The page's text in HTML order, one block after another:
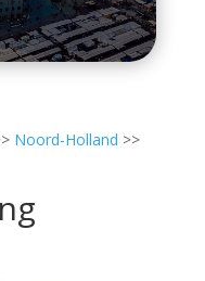
Noord-Holland >>